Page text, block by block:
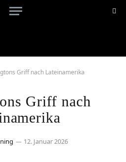
Griff nach Lateinamerika
Griff nach
12. Januar 2026